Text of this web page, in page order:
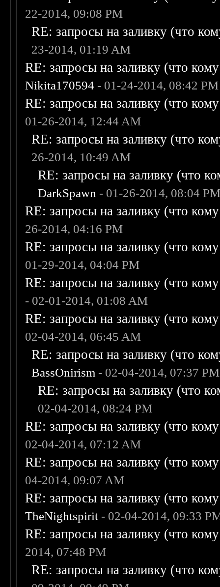
22-2014, 09:08 PM
RE: запросы на заливку (что
23-2014, 01:19 AM
RE: запросы на заливку (что
Nikita170594 - 01-24-2014, 08:42 PM
RE: запросы на заливку (что
01-26-2014, 12:44 AM
RE: запросы на заливку (что
26-2014, 10:49 AM
RE: запросы на заливку (что
DarkSpawn - 01-26-2014, 08:04
RE: запросы на заливку (что
26-2014, 04:16 PM
RE: запросы на заливку (что
01-29-2014, 04:04 PM
RE: запросы на заливку (что
- 02-01-2014, 01:08 AM
RE: запросы на заливку (что
02-04-2014, 06:45 AM
RE: запросы на заливку (что
BassOnirism - 02-04-2014, 07:37 PM
RE: запросы на заливку (что
02-04-2014, 08:24 PM
RE: запросы на заливку (что
02-04-2014, 07:12 AM
RE: запросы на заливку (что
04-2014, 09:07 AM
RE: запросы на заливку (что
TheNightspirit - 02-04-2014, 09:33
RE: запросы на заливку (что
2014, 07:48 PM
RE: запросы на заливку (что